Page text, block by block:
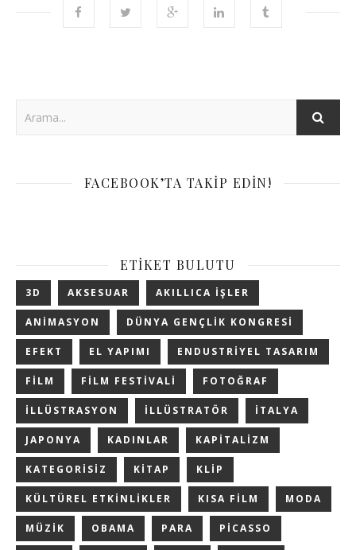
FACEBOOK’TA TAKIP EDIN!
ETIKET BULUTU
3D AKSESUAR AKILLICA IŞLER
ANIMASYON DÜNYA GENÇLIK KONGRESI
EFEKT EL YAPIMI ENDUSTRIYEL TASARIM
FILM FILM FESTIVALI FOTOĞRAF
ILLÜSTRASYON ILLÜSTRATÖR ITALYA
JAPONYA KADINLAR KAPITALIZM
KATEGORISIZ KITAP KLIP
KÜLTÜREL ETKINLIKLER KISA FILM MODA
MÜZIK OBAMA PARA PICASSO